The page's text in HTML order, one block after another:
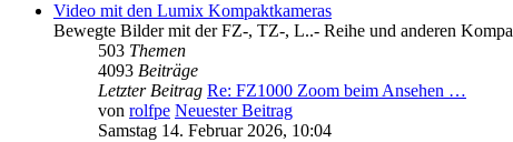
Video mit den Lumix Kompaktkameras
Bewegte Bilder mit der FZ-, TZ-, L..- Reihe und anderen
503 Themen
4093 Beiträge
Letzter Beitrag Re: FZ1000 Zoom beim Ansehen …
von rolfpe Neuester Beitrag
Samstag 14. Februar 2026, 10:04